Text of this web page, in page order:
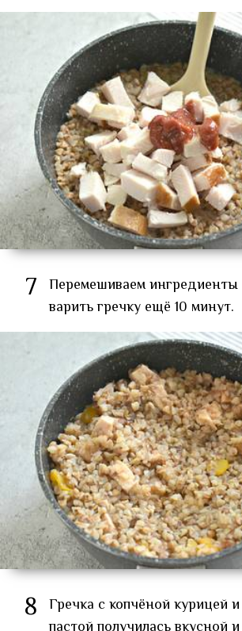
7 Перемешиваем
варить гречку ещё 10 минут.
8 Гречка с копчёной курицей